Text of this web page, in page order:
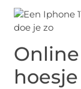
Online